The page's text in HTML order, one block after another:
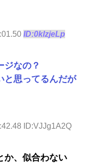
ID:0klzjeLp
ジなの？
と思ってるんだが
ID:VJJg1A2Q
か、似合わない